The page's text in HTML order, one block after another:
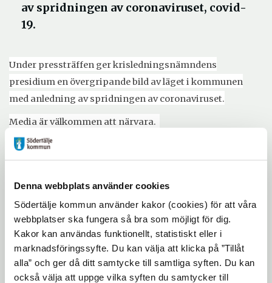
Denna webbplats använder cookies
Södertälje kommun använder kakor (cookies) för att våra
webbplatser ska fungera så bra som möjligt för dig.
Kakor kan användas funktionellt, statistiskt eller i
marknadsföringssyfte. Du kan välja att klicka på ”Tillåt
alla” och ger då ditt samtycke till samtliga syften. Du kan
också välja att uppge vilka syften du samtycker till
av spridningen av coronaviruset, covid-
19.
Under pressträffen ger krisledningsnämndens
presidium en övergripande bild av läget i kommunen
med anledning av spridningen av coronaviruset.
Media är välkommen att närvara.
Tid: 16 december, 2020, klockan 11.00.
Pressträffen pågår i cirka 15 minuter.
Plats: Bakre foajén på entréplan, Stadshuset,
Deltagande: Krisledningsnämndens
presidium,Boel Godner (S), Tage Gripenstam
(C) och Alexander Rosenberg (M).
Pressträffen kommer genomföras i enlighet med